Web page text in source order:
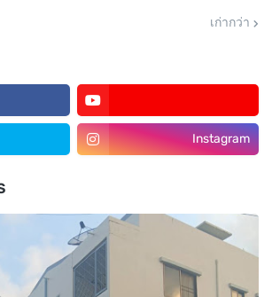
เก่ากว่า
Instagram